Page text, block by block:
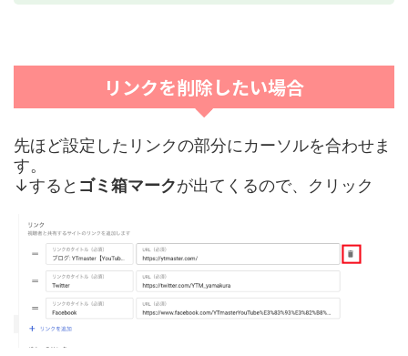
リンクを削除したい場合
先ほど設定したリンクの部分にカーソルを合わせま
す。
↓すると ゴミ箱マークが出てくるので、クリック